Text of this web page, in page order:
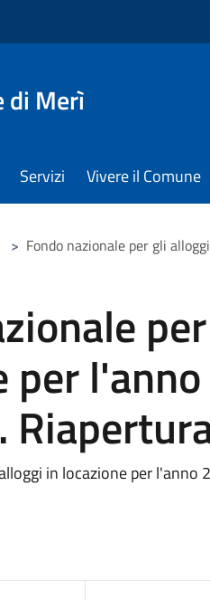
di Merì
Servizi Vivere il Comune
> Fondo nazionale per gli
per
in locazione per